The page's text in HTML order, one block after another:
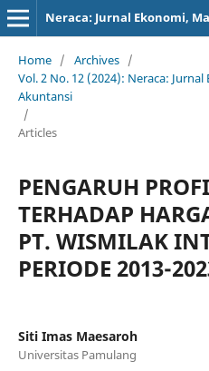
Neraca: Jurnal Ekonomi,
Home / Archives /
Vol. 2 No. 12 (2024): Neraca:
Akuntansi
/
Articles
PENGARUH
TERHADAP
PT. WISMILAK
PERIODE 2013-
Siti Imas Maesaroh
Universitas Pamulang